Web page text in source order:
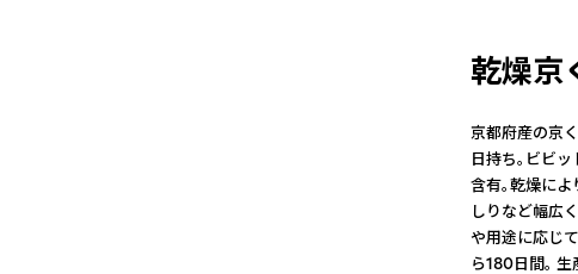
乾燥京
京都府産の京
日持ち。ビビ
含有。乾燥に
しりなど幅広
や用途に応じて
ら180日間。